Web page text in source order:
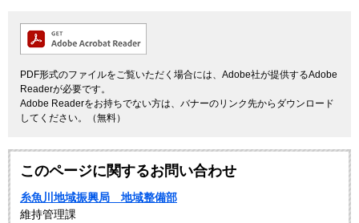
PDF形式のファイルをご覧いただく場合には、Adobe社が提供するAdobe
Readerが必要です。
Adobe Readerをお持ちでない方は、バナーのリンク先からダウンロード
してください。（無料）
このページに関するお問い合わせ
糸魚川地域振興局 地域整備部
維持管理課